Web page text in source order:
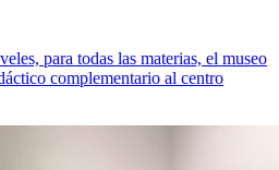
para todas las materias, el museo
complementario al centro